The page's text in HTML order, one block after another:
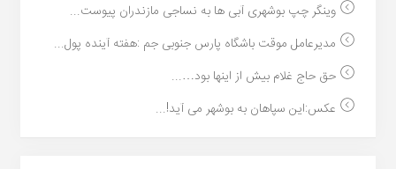
وینگر چپ بوشهری آبی ها به نساجی مازندران پیوست...
مدیرعامل موقت باشگاه پارس جنوبی جم :هفته آینده پول...
حق حاج غلام بیش از اینها بود…...
عکس:این سپاهان به بوشهر می آید!...